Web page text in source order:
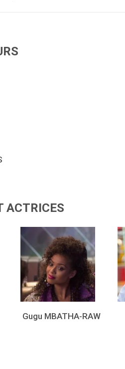
ACTRICES
Gugu MBATHA-RAW